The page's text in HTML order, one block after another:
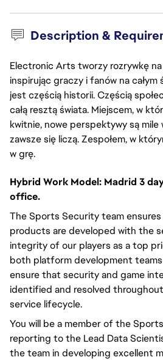
Description &
Electronic Arts tworzy rozrywkę
inspirując graczy i fanów na całym
jest częścią historii. Częścią
całą resztą świata. Miejscem, w
kwitnie, nowe perspektywy są mile
zawsze się liczą. Zespołem, w
w grę.
Hybrid Work Model: Madrid 3
office.
The Sports Security team
products are developed with the
integrity of our players as a top
both platform development
ensure that security and game
identified and resolved
service lifecycle.
You will be a member of the
reporting to the Lead Data
the team in developing excellent